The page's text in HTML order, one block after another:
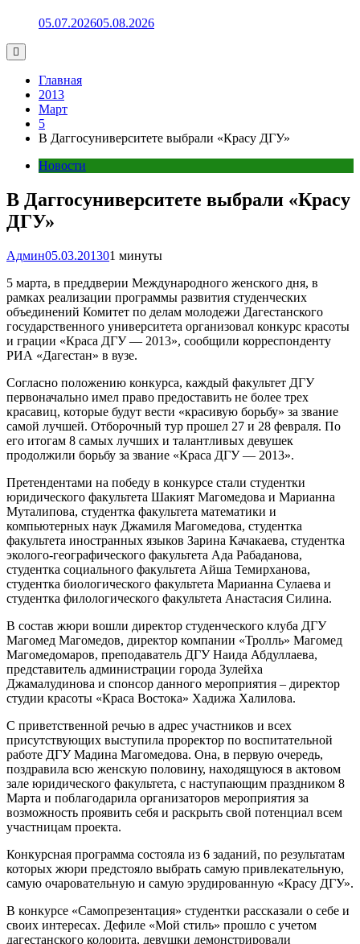
05.07.202605.08.2026
Главная
2013
Март
5
В Даггосуниверситете выбрали «Красу ДГУ»
Новости
В Даггосуниверситете выбрали «Красу
ДГУ»
Админ05.03.201301 минуты
5 марта, в преддверии Международного женского дня, в
рамках реализации программы развития студенческих
объединений Комитет по делам молодежи Дагестанского
государственного университета организовал конкурс красоты
и грации «Краса ДГУ — 2013», сообщили корреспонденту
РИА «Дагестан» в вузе.
Согласно положению конкурса, каждый факультет ДГУ
первоначально имел право предоставить не более трех
красавиц, которые будут вести «красивую борьбу» за звание
самой лучшей. Отборочный тур прошел 27 и 28 февраля. По
его итогам 8 самых лучших и талантливых девушек
продолжили борьбу за звание «Краса ДГУ — 2013».
Претендентами на победу в конкурсе стали студентки
юридического факультета Шакият Магомедова и Марианна
Муталипова, студентка факультета математики и
компьютерных наук Джамиля Магомедова, студентка
факультета иностранных языков Зарина Качакаева, студентка
эколого-географического факультета Ада Рабаданова,
студентка социального факультета Айша Темирханова,
студентка биологического факультета Марианна Сулаева и
студентка филологического факультета Анастасия Силина.
В состав жюри вошли директор студенческого клуба ДГУ
Магомед Магомедов, директор компании «Тролль» Магомед
Магомедомаров, преподаватель ДГУ Наида Абдуллаева,
представитель администрации города Зулейха
Джамалудинова и спонсор данного мероприятия – директор
студии красоты «Краса Востока» Хадижа Халилова.
С приветственной речью в адрес участников и всех
присутствующих выступила проректор по воспитательной
работе ДГУ Мадина Магомедова. Она, в первую очередь,
поздравила всю женскую половину, находящуюся в актовом
зале юридического факультета, с наступающим праздником 8
Марта и поблагодарила организаторов мероприятия за
возможность проявить себя и раскрыть свой потенциал всем
участницам проекта.
Конкурсная программа состояла из 6 заданий, по результатам
которых жюри предстояло выбрать самую привлекательную,
самую очаровательную и самую эрудированную «Красу ДГУ».
В конкурсе «Самопрезентация» студентки рассказали о себе и
своих интересах. Дефиле «Мой стиль» прошло с учетом
дагестанского колорита, девушки демонстрировали